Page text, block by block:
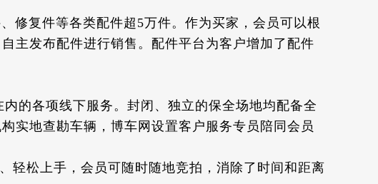
修复件等各类配件超5万件。作为买家，会员可以根
主发布配件进行销售。配件平台为客户增加了配件
的各项线下服务。封闭、独立的保全场地均配备全
实地查勘车辆，博车网设置客户服务专员陪同会员
轻松上手，会员可随时随地竞拍，消除了时间和距离